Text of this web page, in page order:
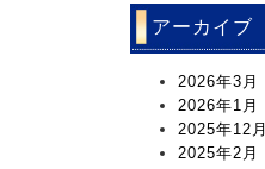
アーカイブ
2026年3月
2026年1月
2025年12月
2025年2月